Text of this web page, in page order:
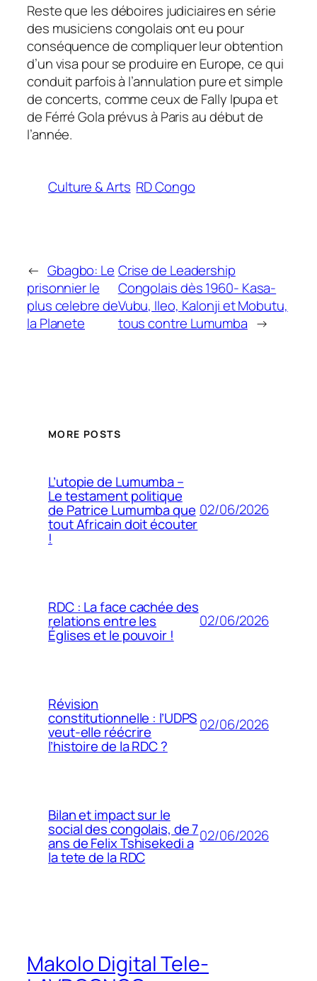
Reste que les déboires judiciaires en série
des musiciens congolais ont eu pour
conséquence de compliquer leur obtention
d’un visa pour se produire en Europe, ce qui
conduit parfois à l’annulation pure et simple
de concerts, comme ceux de Fally Ipupa et
de Férré Gola prévus à Paris au début de
l’année.
Culture & Arts RD Congo
← Gbagbo: Le
prisonnier le
plus celebre de
la Planete
Crise de Leadership
Congolais dès 1960- Kasa-
Vubu, Ileo, Kalonji et Mobutu,
tous contre Lumumba →
MORE POSTS
L’utopie de Lumumba –
Le testament politique
de Patrice Lumumba que
tout Africain doit écouter
!
02/06/2026
RDC : La face cachée des
relations entre les
Églises et le pouvoir !
02/06/2026
Révision
constitutionnelle : l’UDPS
veut-elle réécrire
l’histoire de la RDC ?
02/06/2026
Bilan et impact sur le
social des congolais, de 7
ans de Felix Tshisekedi a
la tete de la RDC
02/06/2026
Makolo Digital Tele-